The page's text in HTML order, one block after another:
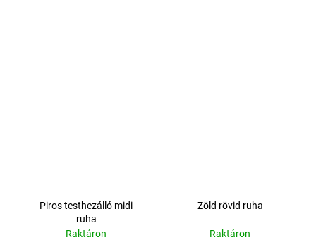
Piros testhezálló midi
ruha
Raktáron
Zöld rövid ruha
Raktáron